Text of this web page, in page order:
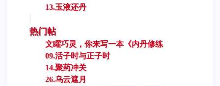
13.玉液还丹
热门帖
文矅巧灵，你来写一本《内丹修练
09.活子时与正子时
14.聚药冲关
26.乌云遮月